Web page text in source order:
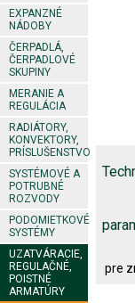
EXPANZNÉ
NÁDOBY
ČERPADLÁ,
ČERPADLOVÉ
SKUPINY
MERANIE A
REGULÁCIA
RADIÁTORY,
KONVEKTORY,
PRÍSLUŠENSTVO
SYSTÉMOVÉ A
POTRUBNÉ
ROZVODY
PODOMIETKOVÉ
SYSTÉMY
UZATVÁRACIE,
REGULAČNÉ,
POISTNÉ
ARMATÚRY
pre